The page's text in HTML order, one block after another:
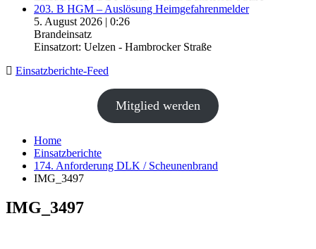
203. B HGM – Auslösung Heimgefahrenmelder
5. August 2026 | 0:26
Brandeinsatz
Einsatzort: Uelzen - Hambrocker Straße
Einsatzberichte-Feed
Mitglied werden
Home
Einsatzberichte
174. Anforderung DLK / Scheunenbrand
IMG_3497
IMG_3497